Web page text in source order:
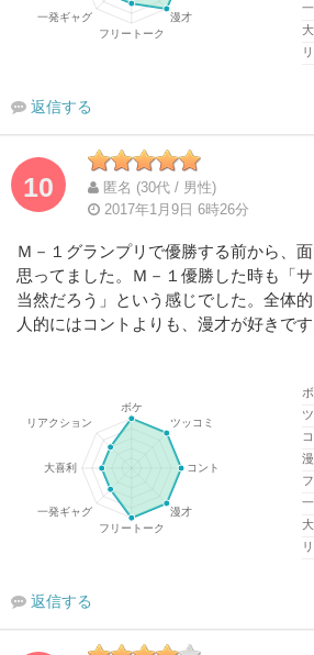
返信する
10
匿名 (30代 / 男性)
2017年1月9日 6時26分
Ｍ－１グランプリで優勝する前から、
思ってました。Ｍ－１優勝した時も「
当然だろう」という感じでした。全体
人的にはコントよりも、漫才が好きです
返信する